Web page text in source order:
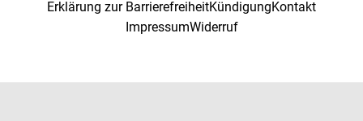
Erklärung zur BarrierefreiheitKündigungKontakt
ImpressumWiderruf